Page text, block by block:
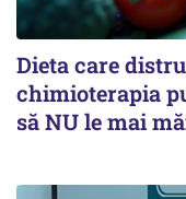
Dieta care
chimioterapia
să NU le mai